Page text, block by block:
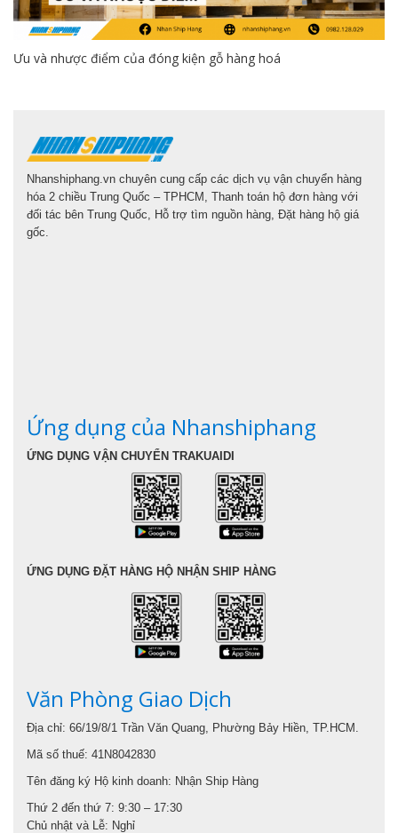
Ưu và nhược điểm của đóng kiện gỗ hàng hoá
Nhanshiphang.vn chuyên cung cấp các dịch vụ vận chuyển hàng
hóa 2 chiều Trung Quốc – TPHCM, Thanh toán hộ đơn hàng với
đối tác bên Trung Quốc, Hỗ trợ tìm nguồn hàng, Đặt hàng hộ giá
gốc.
Ứng dụng của Nhanshiphang
ỨNG DỤNG VẬN CHUYỂN TRAKUAIDI
ỨNG DỤNG ĐẶT HÀNG HỘ NHẬN SHIP HÀNG
Văn Phòng Giao Dịch
Địa chỉ: 66/19/8/1 Trần Văn Quang, Phường Bảy Hiền, TP.HCM.
Mã số thuế: 41N8042830
Tên đăng ký Hộ kinh doanh: Nhận Ship Hàng
Thứ 2 đến thứ 7: 9:30 – 17:30
Chủ nhật và Lễ: Nghỉ